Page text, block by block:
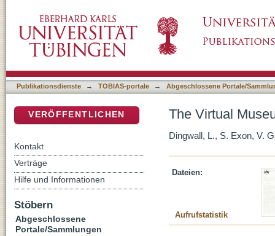
Publikationsdienste → TOBIAS-portale → Abgeschlossene Portale/
The Virtual
Dingwall, L., S. Exon, V.
Dateien:
Aufrufstatistik
VERÖFFENTLICHEN
Kontakt
Verträge
Hilfe und Informationen
Stöbern
Abgeschlossene
Portale/Sammlungen